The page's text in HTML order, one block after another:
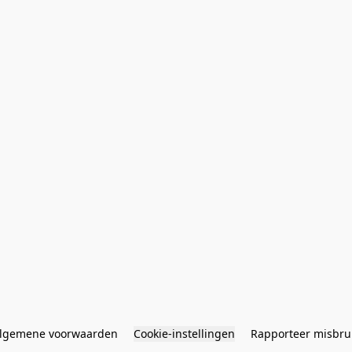
voorwaarden Cookie-instellingen Rapporteer